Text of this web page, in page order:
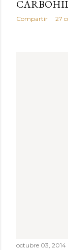
Compartir 27
octubre 03, 2014